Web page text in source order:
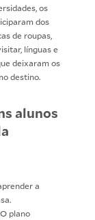
os
dos
de roupas,
línguas e
deixaram os
destino.
alunos
a
plano